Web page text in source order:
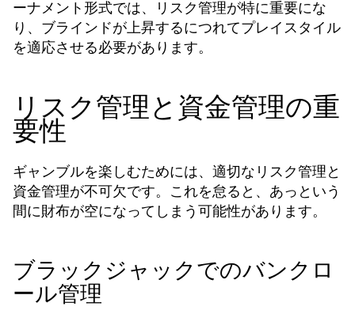
ーナメント形式では、リスク管理が特に重要にな
り、ブラインドが上昇するにつれてプレイスタイル
を適応させる必要があります。
リスク管理と資金管理の重
要性
ギャンブルを楽しむためには、適切なリスク管理と
資金管理が不可欠です。これを怠ると、あっという
間に財布が空になってしまう可能性があります。
ブラックジャックでのバンクロ
ール管理